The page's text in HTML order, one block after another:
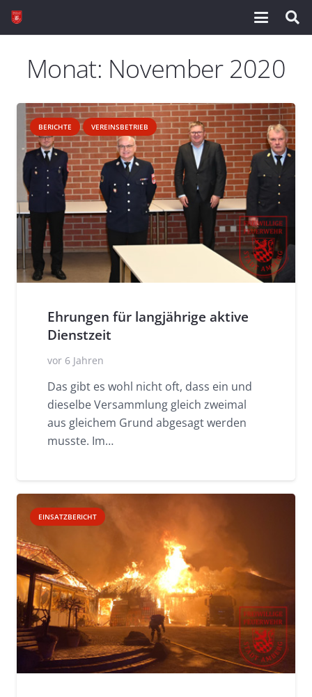
Monat: November 2020
BERICHTE VEREINSBETRIEB
Ehrungen für langjährige aktive
Dienstzeit
vor 6 Jahren
Das gibt es wohl nicht oft, dass ein und
dieselbe Versammlung gleich zweimal
aus gleichem Grund abgesagt werden
musste. Im…
EINSATZBERICHT